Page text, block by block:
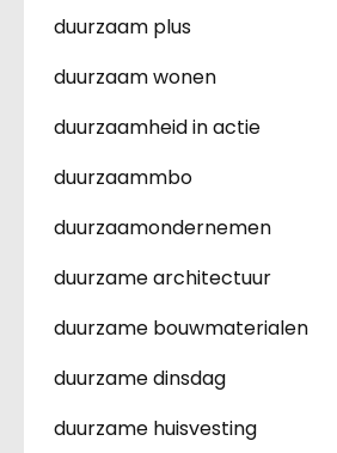
duurzaam plus
duurzaam wonen
duurzaamheid in actie
duurzaammbo
duurzaamondernemen
duurzame architectuur
duurzame bouwmaterialen
duurzame dinsdag
duurzame huisvesting